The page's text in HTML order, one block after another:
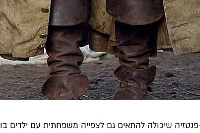
שיכולה להתאים גם לצפייה משפחתית עם ילדים